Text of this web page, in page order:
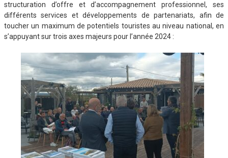
structuration d’offre et d’accompagnement professionnel, ses
différents services et développements de partenariats, afin de
toucher un maximum de potentiels touristes au niveau national, en
s’appuyant sur trois axes majeurs pour l’année 2024 :